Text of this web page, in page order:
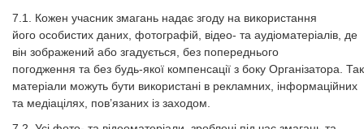
7.1. Кожен учасник змагань надає згоду на використання
його особистих даних, фотографій, відео- та аудіоматеріалів, де
він зображений або згадується, без попереднього
погодження та без будь-якої компенсації з боку Організатора.
матеріали можуть бути використані в рекламних, інформаційних
та медіацілях, пов’язаних із заходом.